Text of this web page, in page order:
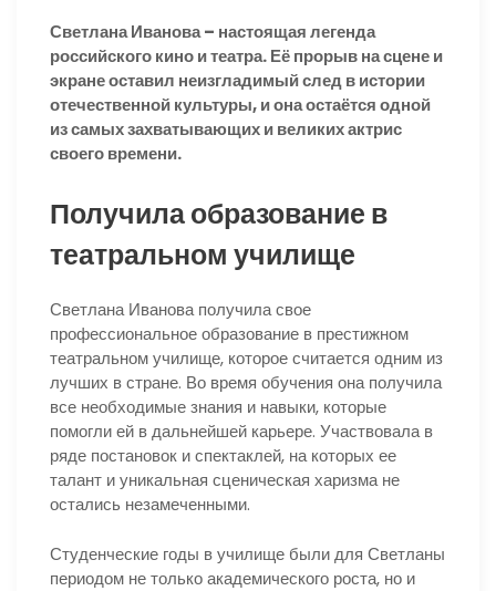
Светлана Иванова – настоящая легенда
российского кино и театра. Её прорыв на сцене и
экране оставил неизгладимый след в истории
отечественной культуры, и она остаётся одной
из самых захватывающих и великих актрис
своего времени.
Получила образование в
театральном училище
Светлана Иванова получила свое
профессиональное образование в престижном
театральном училище, которое считается одним из
лучших в стране. Во время обучения она получила
все необходимые знания и навыки, которые
помогли ей в дальнейшей карьере. Участвовала в
ряде постановок и спектаклей, на которых ее
талант и уникальная сценическая харизма не
остались незамеченными.
Студенческие годы в училище были для Светланы
периодом не только академического роста, но и